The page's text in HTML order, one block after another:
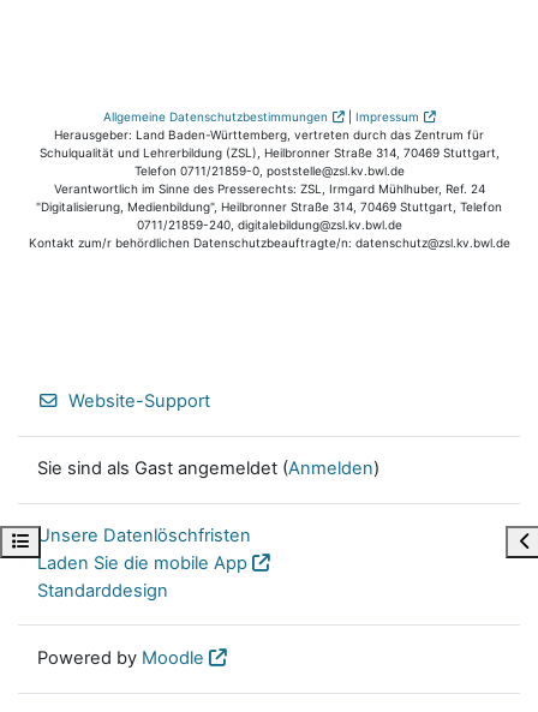
Kursindex öffnen
Allgemeine Datenschutzbestimmungen | Impressum
Herausgeber: Land Baden-Württemberg, vertreten durch das Zentrum für
Schulqualität und Lehrerbildung (ZSL), Heilbronner Straße 314, 70469 Stuttgart,
Telefon 0711/21859-0, poststelle@zsl.kv.bwl.de
Verantwortlich im Sinne des Presserechts: ZSL, Irmgard Mühlhuber, Ref. 24
"Digitalisierung, Medienbildung", Heilbronner Straße 314, 70469 Stuttgart, Telefon
0711/21859-240, digitalebildung@zsl.kv.bwl.de
Kontakt zum/r behördlichen Datenschutzbeauftragte/n: datenschutz@zsl.kv.bwl.de
Website-Support
Sie sind als Gast angemeldet (Anmelden)
Unsere Datenlöschfristen
Laden Sie die mobile App
Standarddesign
Powered by Moodle